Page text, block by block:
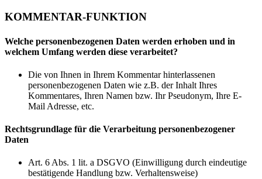
KOMMENTAR-FUNKTION
Welche personenbezogenen Daten werden erhoben und in
welchem Umfang werden diese verarbeitet?
Die von Ihnen in Ihrem Kommentar hinterlassenen
personenbezogenen Daten wie z.B. der Inhalt Ihres
Kommentares, Ihren Namen bzw. Ihr Pseudonym, Ihre E-
Mail Adresse, etc.
Rechtsgrundlage für die Verarbeitung personenbezogener
Daten
Art. 6 Abs. 1 lit. a DSGVO (Einwilligung durch eindeutige
bestätigende Handlung bzw. Verhaltensweise)